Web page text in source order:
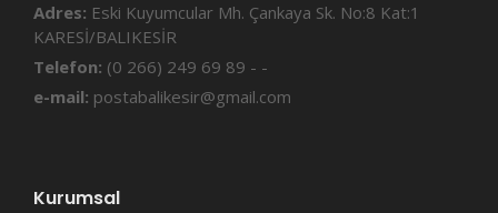
Adres: Eski Kuyumcular Mh. Çankaya Sk. No:8 Kat:1
KARESİ/BALIKESİR
Telefon: (0 266) 249 69 89 - -
e-mail: postabalikesir@gmail.com
Kurumsal